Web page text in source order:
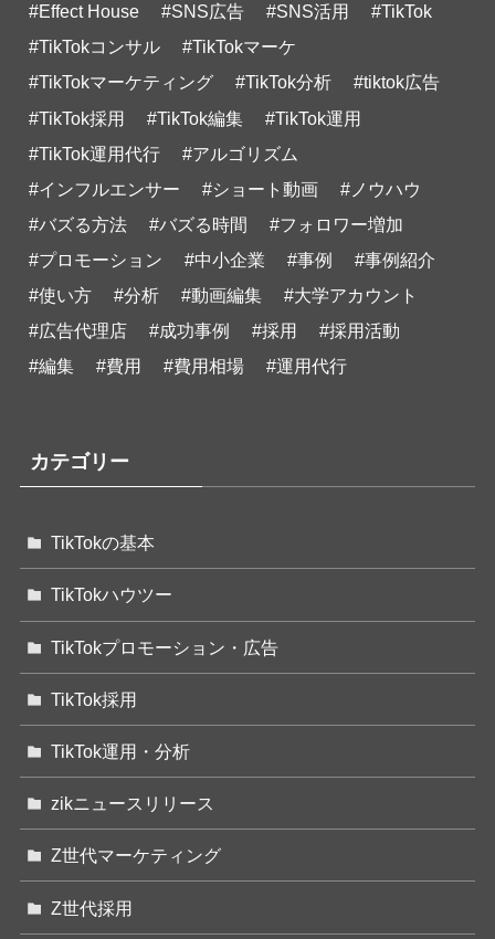
#Effect House #SNS広告 #SNS活用
#TikTok
#TikTokコンサル
#TikTokマーケ
#TikTokマーケティング
#TikTok分析
#tiktok広告
#TikTok採用
#TikTok編集
#TikTok運用
#TikTok運用代行
#アルゴリズム
#インフルエンサー
#ショート動画
#ノウハウ
#バズる方法
#バズる時間
#フォロワー増加
#プロモーション
#中小企業 #事例
#事例紹介
#使い方
#分析 #動画編集
#大学アカウント
#広告代理店
#成功事例 #採用
#採用活動
#編集
#費用 #費用相場 #運用代行
カテゴリー
TikTokの基本
TikTokハウツー
TikTokプロモーション・広告
TikTok採用
TikTok運用・分析
zikニュースリリース
Z世代マーケティング
Z世代採用